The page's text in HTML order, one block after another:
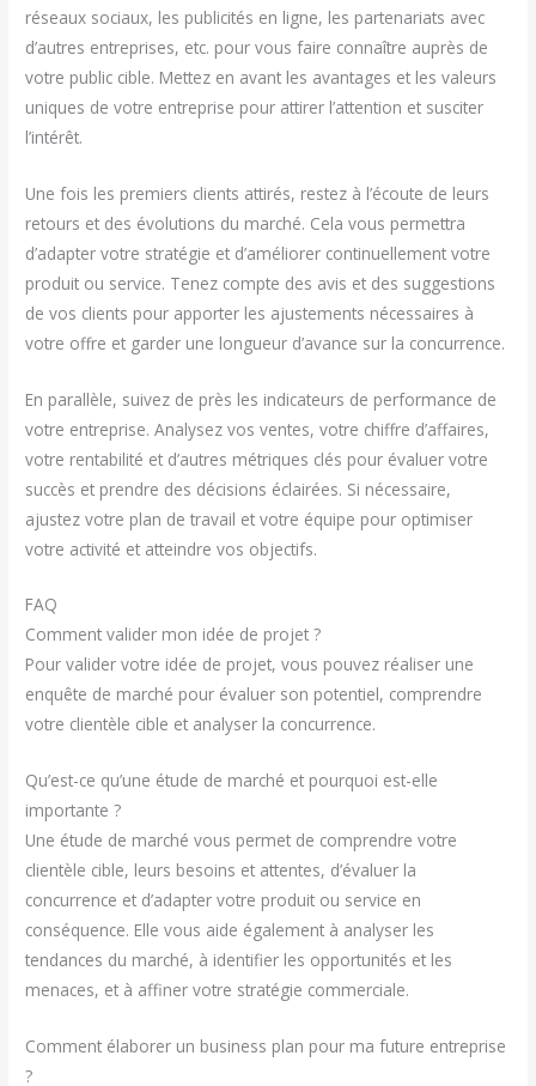
réseaux sociaux, les publicités en ligne, les partenariats avec
d’autres entreprises, etc. pour vous faire connaître auprès de
votre public cible. Mettez en avant les avantages et les valeurs
uniques de votre entreprise pour attirer l’attention et susciter
l’intérêt.
Une fois les premiers clients attirés, restez à l’écoute de leurs
retours et des évolutions du marché. Cela vous permettra
d’adapter votre stratégie et d’améliorer continuellement votre
produit ou service. Tenez compte des avis et des suggestions
de vos clients pour apporter les ajustements nécessaires à
votre offre et garder une longueur d’avance sur la concurrence.
En parallèle, suivez de près les indicateurs de performance de
votre entreprise. Analysez vos ventes, votre chiffre d’affaires,
votre rentabilité et d’autres métriques clés pour évaluer votre
succès et prendre des décisions éclairées. Si nécessaire,
ajustez votre plan de travail et votre équipe pour optimiser
votre activité et atteindre vos objectifs.
FAQ
Comment valider mon idée de projet ?
Pour valider votre idée de projet, vous pouvez réaliser une
enquête de marché pour évaluer son potentiel, comprendre
votre clientèle cible et analyser la concurrence.
Qu’est-ce qu’une étude de marché et pourquoi est-elle
importante ?
Une étude de marché vous permet de comprendre votre
clientèle cible, leurs besoins et attentes, d’évaluer la
concurrence et d’adapter votre produit ou service en
conséquence. Elle vous aide également à analyser les
tendances du marché, à identifier les opportunités et les
menaces, et à affiner votre stratégie commerciale.
Comment élaborer un business plan pour ma future entreprise
?